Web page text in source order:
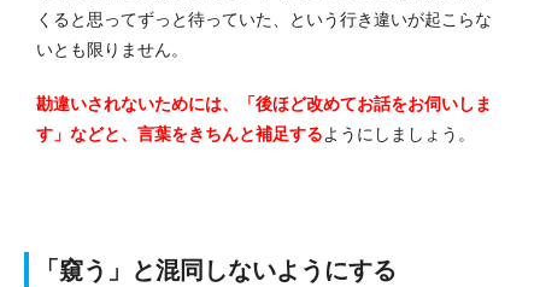
くると思ってずっと待っていた、という行き違いが起こらな
いとも限りません。
勘違いされないためには、「後ほど改めてお話をお伺いしま
す」などと、言葉をきちんと補足するようにしましょう。
「窺う」と混同 しないようにする